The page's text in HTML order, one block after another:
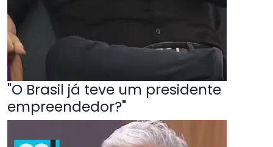
"O Brasil já teve um presidente
empreendedor?"